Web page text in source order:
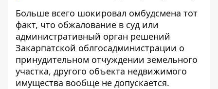
Больше всего шокировал омбудсмена тот
факт, что обжалование в суд или
административный орган решений
Закарпатской облгосадминистрации о
принудительном отчуждении земельного
участка, другого объекта недвижимого
имущества вообще не допускается.